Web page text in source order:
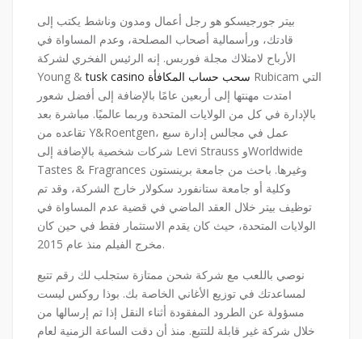
بيتر جورجيسكو هو رجل أعمال ومدون وناشط يكتب إلى
قادتك، ورأسمالية أصحاب المصلحة، وعدم المساواة في
الأرباح لامتلاك مجلة فوربس. إنه الرئيس الفخري لشركة
Young &
tusk casino سحب حساب المكافأة Rubicam التي
امتدت مهنتها إلى أربعين عامًا بالإضافة إلى أفضل شعور
بالإدارة في كل من الولايات المتحدة وربما عالميًا. مباشرة بعد
تقاعده من Y&Roentgen، عمل في مجالس إدارة سبع
شركات شخصية بالإضافة إلى Levi Strauss وWorldwide
Tastes & Fragrances وغيرها. باحث من جامعة برينستون
وكلية أو جامعة ستانفورد سكولار خارج الشركة، وقد تم
توظيف بيتر خلال العقد الماضي في قضية عدم المساواة في
الولايات المتحدة، حيث كان يقدم الاستثمار فقط في حين كان
مخرج الفيلم منذ عام 2015.
نوصي باللعب مع شركة شحن ممتازة ستجلب لك رقم تتبع
لمساعدتك في توزيع الأغاني الخاصة بك. بوذا روكس ليست
مسؤولة عن الطرود المفقودة أثناء النقل إذا تم إرسالها من
خلال شركة غير قابلة للتتبع. منذ أن دقت الساعة الزمنية لعام